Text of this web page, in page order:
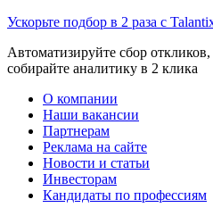
Ускорьте подбор в 2 раза с
Автоматизируйте сбор
собирайте аналитику в 2 клика
О компании
Наши вакансии
Партнерам
Реклама на сайте
Новости и статьи
Инвесторам
Кандидаты по профессиям